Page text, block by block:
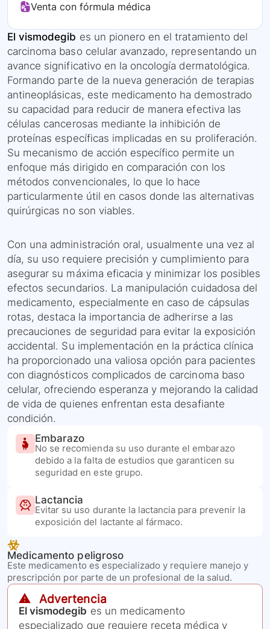
Venta con fórmula médica
El vismodegib es un pionero en el tratamiento del
carcinoma baso celular avanzado, representando un
avance significativo en la oncología dermatológica.
Formando parte de la nueva generación de terapias
antineoplásicas, este medicamento ha demostrado
su capacidad para reducir de manera efectiva las
células cancerosas mediante la inhibición de
proteínas específicas implicadas en su proliferación.
Su mecanismo de acción específico permite un
enfoque más dirigido en comparación con los
métodos convencionales, lo que lo hace
particularmente útil en casos donde las alternativas
quirúrgicas no son viables.
Con una administración oral, usualmente una vez al
día, su uso requiere precisión y cumplimiento para
asegurar su máxima eficacia y minimizar los posibles
efectos secundarios. La manipulación cuidadosa del
medicamento, especialmente en caso de cápsulas
rotas, destaca la importancia de adherirse a las
precauciones de seguridad para evitar la exposición
accidental. Su implementación en la práctica clínica
ha proporcionado una valiosa opción para pacientes
con diagnósticos complicados de carcinoma baso
celular, ofreciendo esperanza y mejorando la calidad
de vida de quienes enfrentan esta desafiante
condición.
Embarazo
No se recomienda su uso durante el embarazo
debido a la falta de estudios que garanticen su
seguridad en este grupo.
Lactancia
Evitar su uso durante la lactancia para prevenir la
exposición del lactante al fármaco.
Medicamento peligroso
Este medicamento es especializado y requiere manejo y
prescripción por parte de un profesional de la salud.
⚠️ Advertencia
El vismodegib es un medicamento
especializado que requiere receta médica y